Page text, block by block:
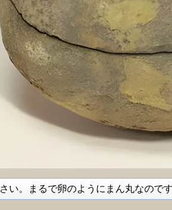
い。まるで卵のようにまん丸なので